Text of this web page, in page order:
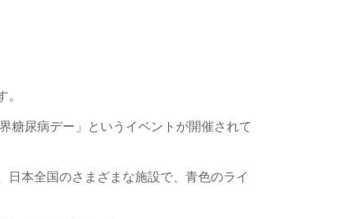
。
界糖尿病デー」というイベントが開催されて
日本全国のさまざまな施設で、 青色のライ